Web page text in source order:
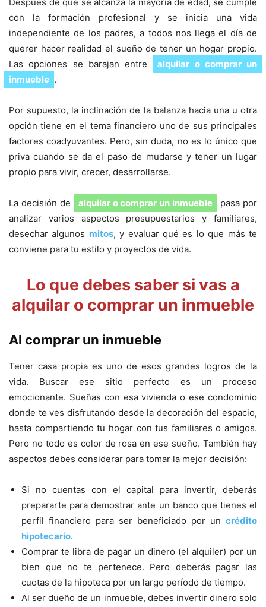
con la formación profesional y se inicia una vida
independiente de los padres, a todos nos llega el día de
querer hacer realidad el sueño de tener un hogar propio.
Las opciones se barajan entre
alquilar o comprar un
inmueble .
Por supuesto, la inclinación de la balanza hacia una u otra
opción tiene en el tema financiero uno de sus principales
factores coadyuvantes. Pero, sin duda, no es lo único que
priva cuando se da el paso de mudarse y tener un lugar
propio para vivir, crecer, desarrollarse.
La decisión de alquilar o comprar un inmueble
pasa por
analizar varios aspectos presupuestarios y familiares,
desechar algunos mitos, y evaluar qué es lo que más te
conviene para tu estilo y proyectos de vida.
Lo que debes saber si vas a
alquilar o comprar un inmueble
Al comprar un inmueble
Tener casa propia es uno de esos grandes logros de la
vida. Buscar ese sitio perfecto es un proceso
emocionante. Sueñas con esa vivienda o ese condominio
donde te ves disfrutando desde la decoración del espacio,
hasta compartiendo tu hogar con tus familiares o amigos.
Pero no todo es color de rosa en ese sueño. También hay
aspectos debes considerar para tomar la mejor decisión:
Si no cuentas con el capital para invertir, deberás
prepararte para demostrar ante un banco que tienes el
perfil financiero para ser beneficiado por un crédito
hipotecario.
Comprar te libra de pagar un dinero (el alquiler) por un
bien que no te pertenece. Pero deberás pagar las
cuotas de la hipoteca por un largo período de tiempo.
Al ser dueño de un inmueble, debes invertir dinero solo